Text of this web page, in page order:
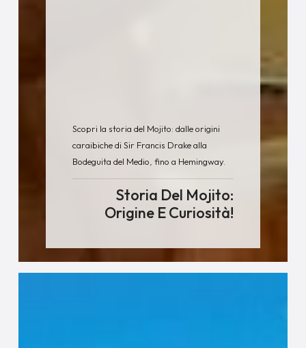
Scopri la storia del Mojito: dalle origini
caraibiche di Sir Francis Drake alla
Bodeguita del Medio, fino a Hemingway.
Storia Del Mojito:
Origine E Curiosità!